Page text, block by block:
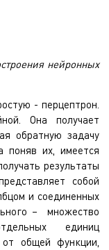
нейронных
- перцептрон.
Она получает
обратную задачу
поняв их, имеется
результаты
собой
и соединенных
– множество
единиц
общей функции,